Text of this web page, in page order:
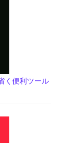
く便利ツール